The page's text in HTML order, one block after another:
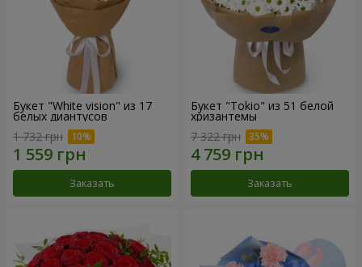
Букет "White vision" из 17
белых диантусов
1 732 грн
Заказать
Букет "Tokio" из 51 белой
хризантемы
7 322 грн
Заказать